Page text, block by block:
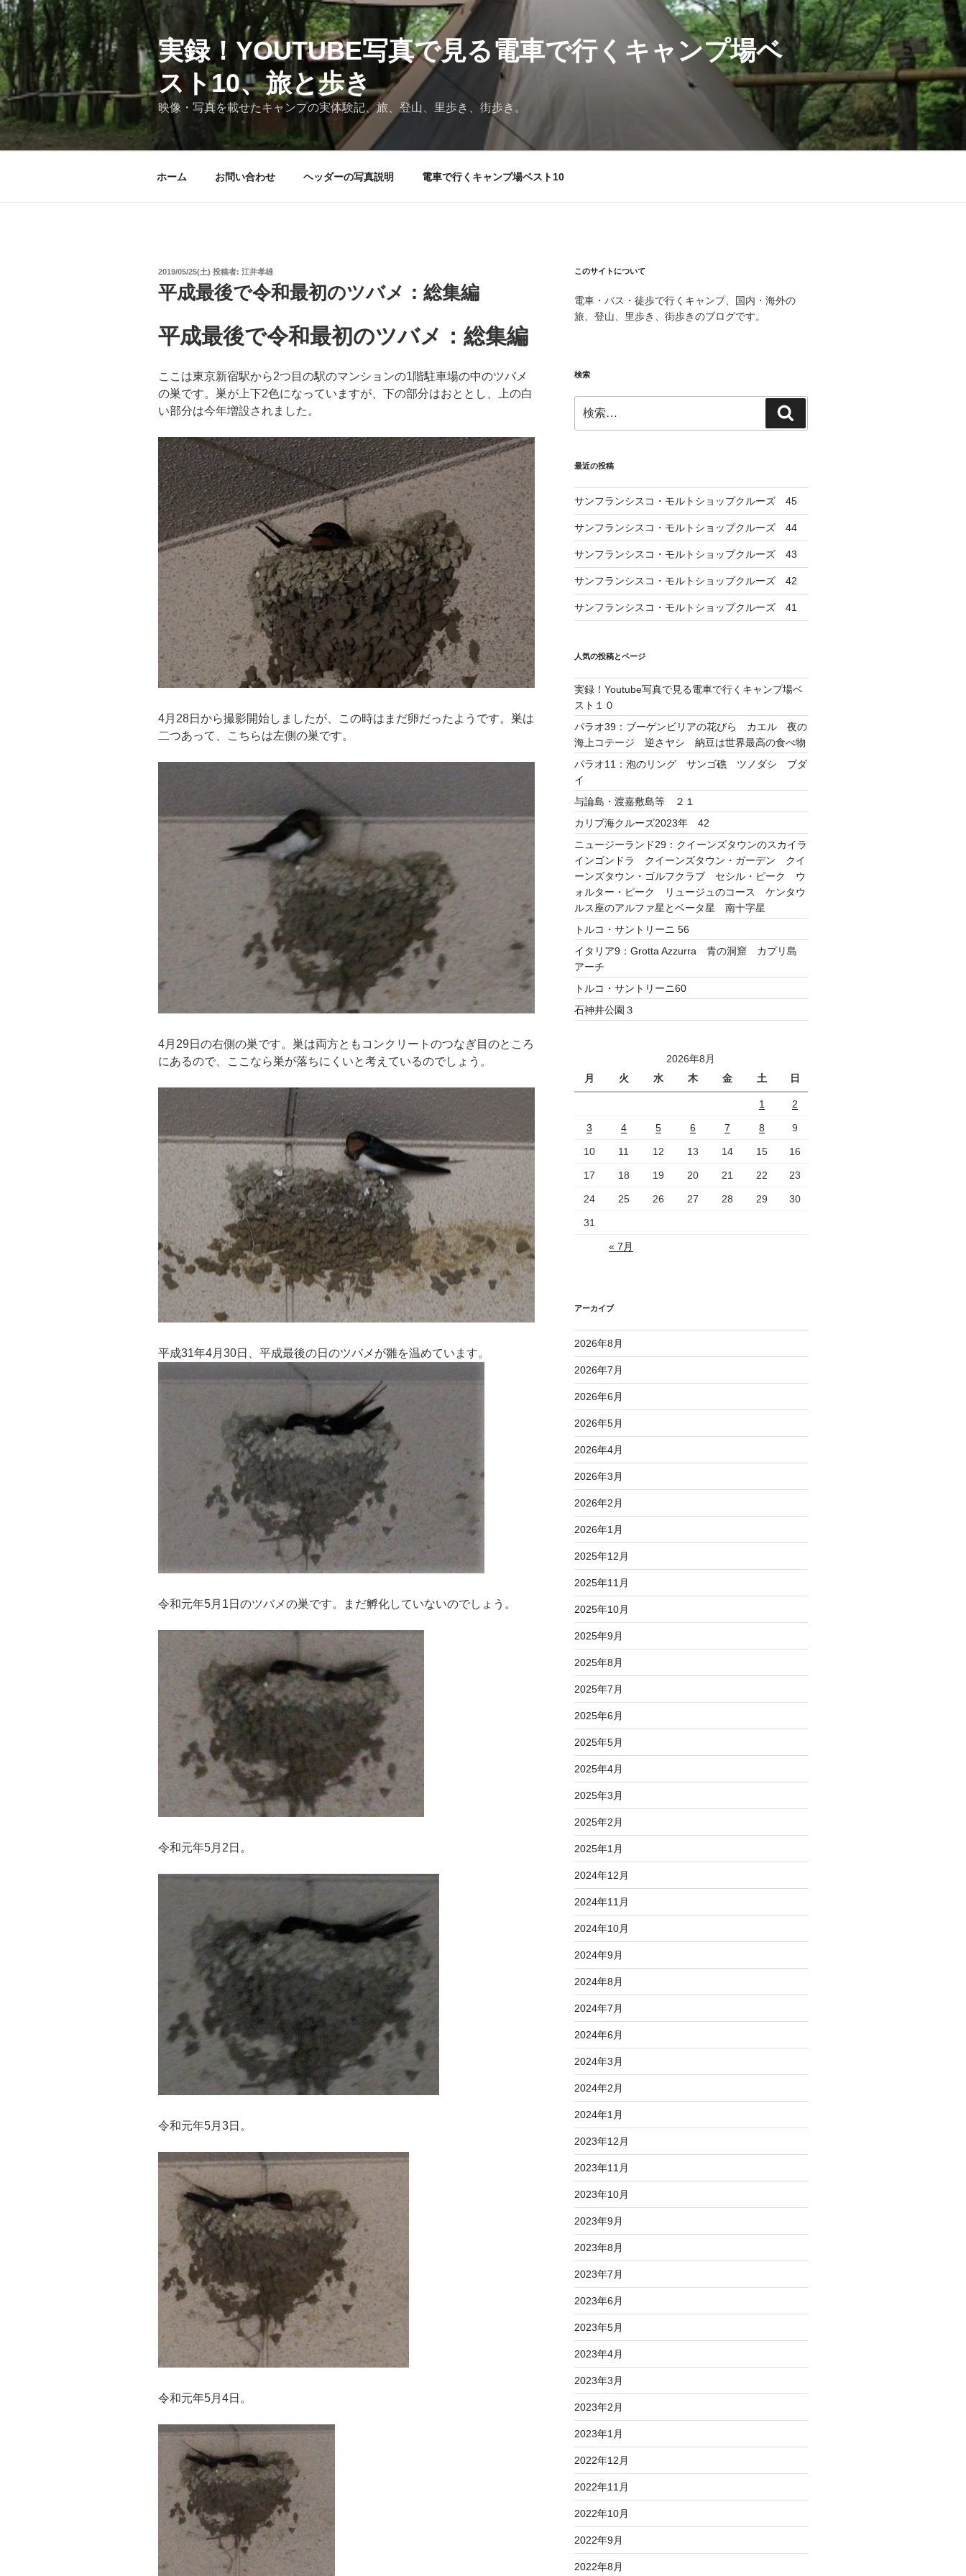
コ
ン
テ
ン
ツ
へ
ス
キ
実録！YOUTUBE写真で見る電車で行くキャンプ場ベ
スト10、旅と歩き
映像・写真を載せたキャンプの実体験記、旅、登山、里歩き、街歩き。
ホーム お問い合わせ ヘッダーの写真説明 電車で行くキャンプ場ベスト10
投
稿
日:
2019/05/25(土) 投稿者: 江井孝雄
平成最後で令和最初のツバメ：総集編
平成最後で令和最初のツバメ：総集編
ここは東京新宿駅から2つ目の駅のマンションの1階駐車場の中のツバメ
の巣です。巣が上下2色になっていますが、下の部分はおととし、上の白
い部分は今年増設されました。
4月28日から撮影開始しましたが、この時はまだ卵だったようです。巣は
二つあって、こちらは左側の巣です。
4月29日の右側の巣です。巣は両方ともコンクリートのつなぎ目のところ
にあるので、ここなら巣が落ちにくいと考えているのでしょう。
平成31年4月30日、平成最後の日のツバメが雛を温めています。
令和元年5月1日のツバメの巣です。まだ孵化していないのでしょう。
令和元年5月2日。
令和元年5月3日。
令和元年5月4日。
このサイトについて
電車・バス・徒歩で行くキャンプ、国内・海外の
旅、登山、里歩き、街歩きのブログです。
検索
索:
索
最近の投稿
サンフランシスコ・モルトショップクルーズ 45
サンフランシスコ・モルトショップクルーズ 44
サンフランシスコ・モルトショップクルーズ 43
サンフランシスコ・モルトショップクルーズ 42
サンフランシスコ・モルトショップクルーズ 41
人気の投稿とページ
実録！Youtube写真で見る電車で行くキャンプ場ベ
スト１０
パラオ39：ブーゲンビリアの花びら カエル 夜の
海上コテージ 逆さヤシ 納豆は世界最高の食べ物
パラオ11：泡のリング サンゴ礁 ツノダシ ブダ
イ
与論島・渡嘉敷島等 ２１
カリブ海クルーズ2023年 42
ニュージーランド29：クイーンズタウンのスカイラ
インゴンドラ クイーンズタウン・ガーデン クイ
ーンズタウン・ゴルフクラブ セシル・ピーク ウ
ォルター・ピーク リュージュのコース ケンタウ
ルス座のアルファ星とベータ星 南十字星
トルコ・サントリーニ 56
イタリア9：Grotta Azzurra 青の洞窟 カプリ島
アーチ
トルコ・サントリーニ60
石神井公園３
2026年8月
月
火 水 木 金 土 日
1 2
3 4 5 6 7 8 9
10 11 12 13 14 15 16
17 18 19 20 21 22 23
24 25 26 27 28 29 30
31
« 7月
アーカイブ
2026年8月
2026年7月
2026年6月
2026年5月
2026年4月
2026年3月
2026年2月
2026年1月
2025年12月
2025年11月
2025年10月
2025年9月
2025年8月
2025年7月
2025年6月
2025年5月
2025年4月
2025年3月
2025年2月
2025年1月
2024年12月
2024年11月
2024年10月
2024年9月
2024年8月
2024年7月
2024年6月
2024年3月
2024年2月
2024年1月
2023年12月
2023年11月
2023年10月
2023年9月
2023年8月
2023年7月
2023年6月
2023年5月
2023年4月
2023年3月
2023年2月
2023年1月
2022年12月
2022年11月
2022年10月
2022年9月
2022年8月